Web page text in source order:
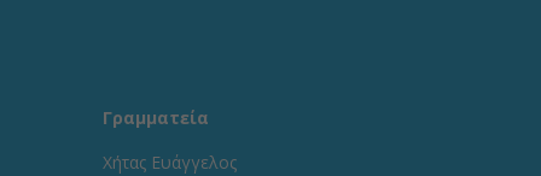
Γραμματεία
Χήτας Ευάγγελος